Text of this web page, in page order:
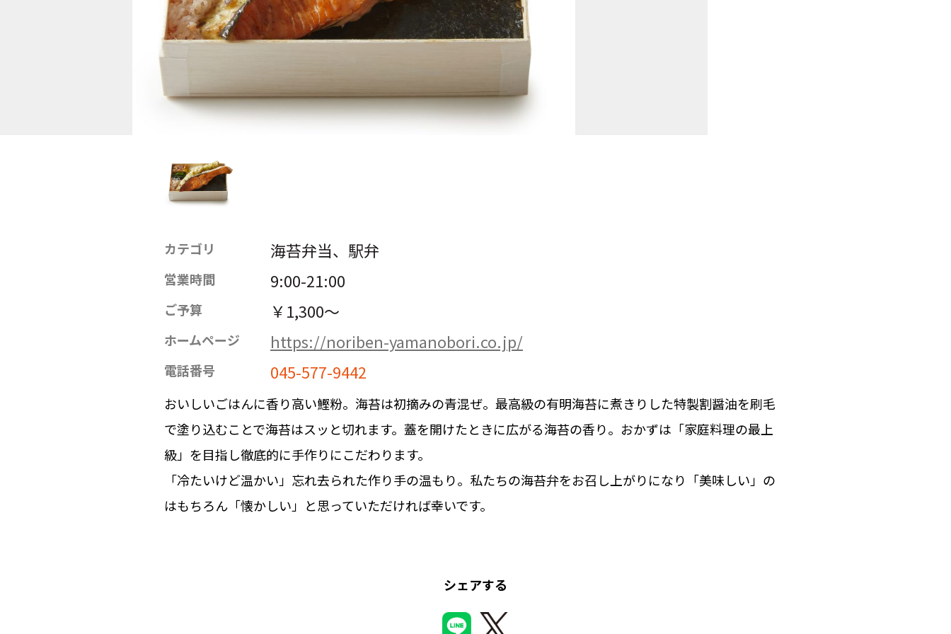
カテゴリ 海苔弁当、駅弁
営業時間 9:00-21:00
ご予算 ￥1,300～
ホームページ https://noriben-yamanobori.co.jp/
電話番号 045-577-9442
おいしいごはんに香り高い鰹粉。海苔は初摘みの青混ぜ。最高級の有明海苔に煮きりした特製割醤油を刷毛
で塗り込むことで海苔はスッと切れます。蓋を開けたときに広がる海苔の香り。おかずは「家庭料理の最上
級」を目指し徹底的に手作りにこだわります。
「冷たいけど温かい」忘れ去られた作り手の温もり。私たちの海苔弁をお召し上がりになり「美味しい」の
はもちろん「懐かしい」と思っていただければ幸いです。
シェアする